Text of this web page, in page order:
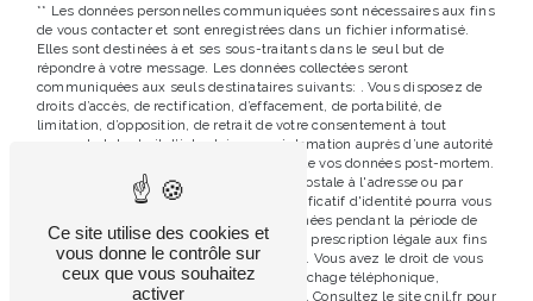
** Les données personnelles communiquées sont nécessaires aux fins
de vous contacter et sont enregistrées dans un fichier informatisé.
Elles sont destinées à et ses sous-traitants dans le seul but de
répondre à votre message. Les données collectées seront
communiquées aux seuls destinataires suivants: . Vous disposez de
droits d’accès, de rectification, d’effacement, de portabilité, de
limitation, d’opposition, de retrait de votre consentement à tout
moment et du droit d’introduire une réclamation auprès d’une autorité
de contrôle, ainsi que d’organiser le sort de vos données post-mortem.
Vous pouvez exercer ces droits par voie postale à l'adresse ou par
courrier électronique à l'adresse . Un justificatif d'identité pourra vous
être demandé. Nous conservons vos données pendant la période de
prise de contact puis pendant la durée de prescription légale aux fins
probatoires et de gestion des contentieux. Vous avez le droit de vous
inscrire sur la liste d'opposition au démarchage téléphonique,
disponible à cette adresse:
. Consultez le site cnil.fr pour
Ce site utilise des cookies et
vous donne le contrôle sur
ceux que vous souhaitez
activer